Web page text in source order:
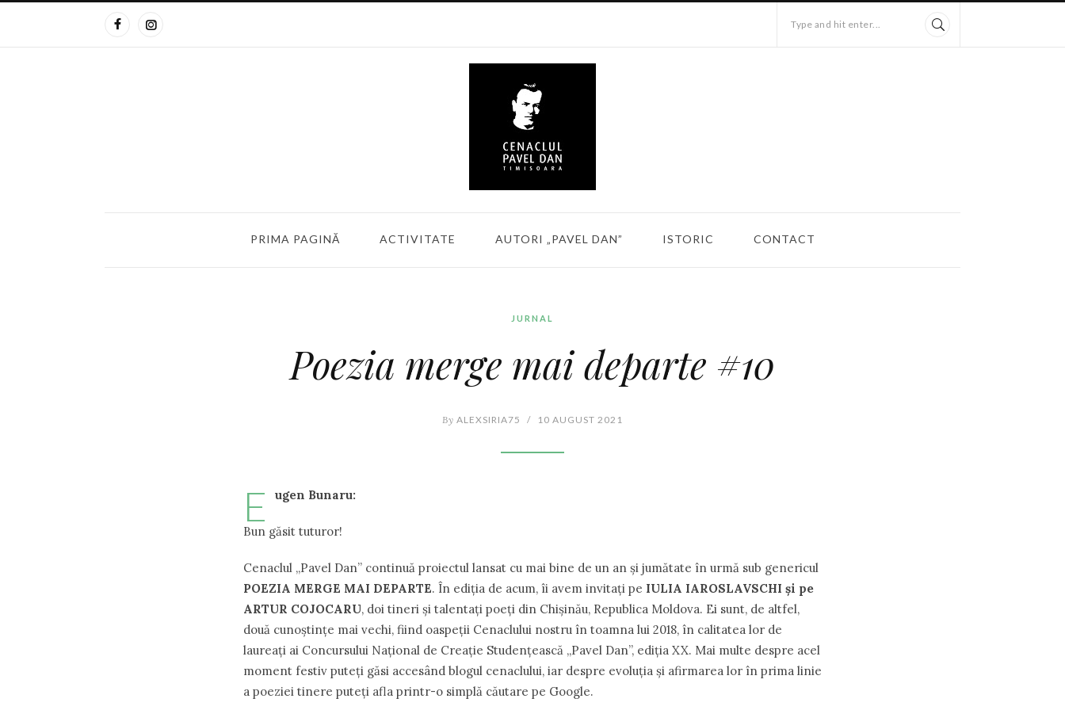
Type and hit enter...
PRIMA PAGINĂ ACTIVITATE AUTORI „PAVEL DAN” ISTORIC CONTACT
JURNAL
Poezia merge mai departe #10
By ALEXSIRIA75 / 10 AUGUST 2021
E ugen Bunaru:
Bun găsit tuturor!
Cenaclul ,,Pavel Dan” continuă proiectul lansat cu mai bine de un an și jumătate în urmă sub genericul
POEZIA MERGE MAI DEPARTE. În ediția de acum, îi avem invitați pe IULIA IAROSLAVSCHI și pe
ARTUR COJOCARU, doi tineri și talentați poeți din Chișinău, Republica Moldova. Ei sunt, de altfel,
două cunoștințe mai vechi, fiind oaspeții Cenaclului nostru în toamna lui 2018, în calitatea lor de
laureați ai Concursului Național de Creație Studențească ,,Pavel Dan”, ediția XX. Mai multe despre acel
moment festiv puteți găsi accesând blogul cenaclului, iar despre evoluția și afirmarea lor în prima linie
a poeziei tinere puteți afla printr-o simplă căutare pe Google.